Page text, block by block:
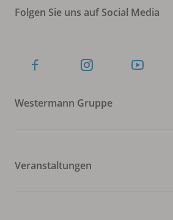
Folgen Sie uns auf Social Media
Westermann Gruppe
Veranstaltungen